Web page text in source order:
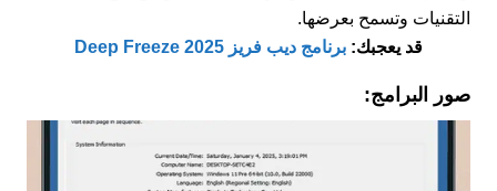
التقنيات وتسمح بعرضها.
قد يعجبك: برنامج ديب فريز 2025 Deep Freeze
صور البرامج: